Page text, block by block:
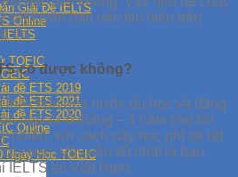
Giải Đề IELTS
Online
TOEIC
đề ETS 2019
đề ETS 2021
đề ETS 2020
Online
Ngày Học TOEIC
xét tuyển bạn nên tìm hiểu trên
đó.
có được không?
thể chọn qua nước du học và đăng
ngữ từ 6 tháng – 1 năm cho tới
nhiên, với cách này học phí sẽ rất
bạn. Vậy nên tốt nhất là bạn
IELTS tại Việt Nam.